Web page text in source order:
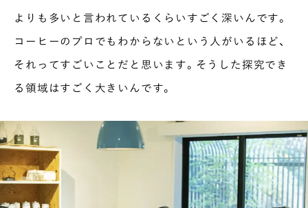
よりも多いと言われているくらいすごく深いんです。
コーヒーのプロでもわからないという人がいるほど、
それってすごいことだと思います。そうした探究でき
る領域はすごく大きいんです。